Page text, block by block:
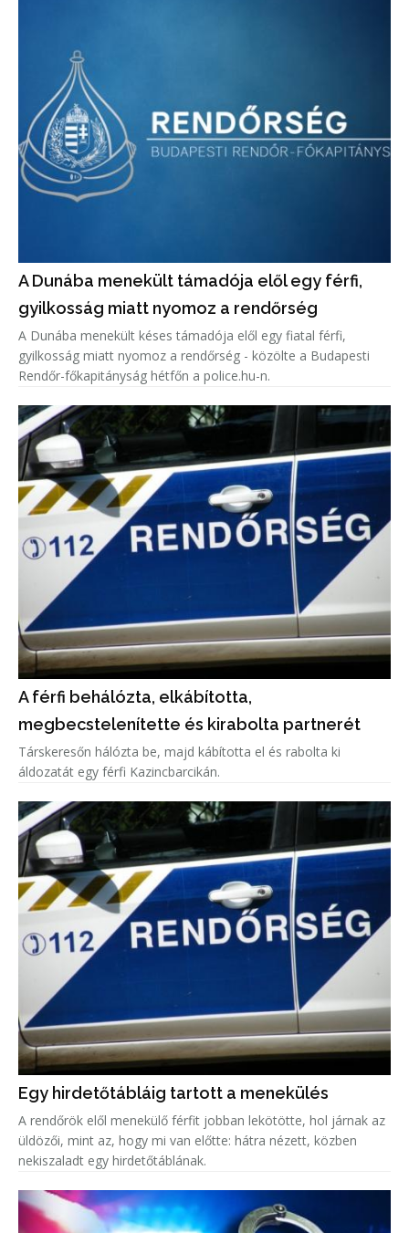
A Dunába menekült támadója elől egy férfi,
gyilkosság miatt nyomoz a rendőrség
A Dunába menekült késes támadója elől egy fiatal férfi,
gyilkosság miatt nyomoz a rendőrség - közölte a Budapesti
Rendőr-főkapitányság hétfőn a police.hu-n.
A férfi behálózta, elkábította,
megbecstelenítette és kirabolta partnerét
Társkeresőn hálózta be, majd kábította el és rabolta ki
áldozatát egy férfi Kazincbarcikán.
Egy hirdetőtábláig tartott a menekülés
A rendőrök elől menekülő férfit jobban lekötötte, hol járnak az
üldözői, mint az, hogy mi van előtte: hátra nézett, közben
nekiszaladt egy hirdetőtáblának.